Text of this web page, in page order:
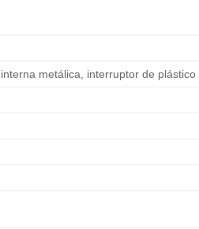
metálica, interruptor de